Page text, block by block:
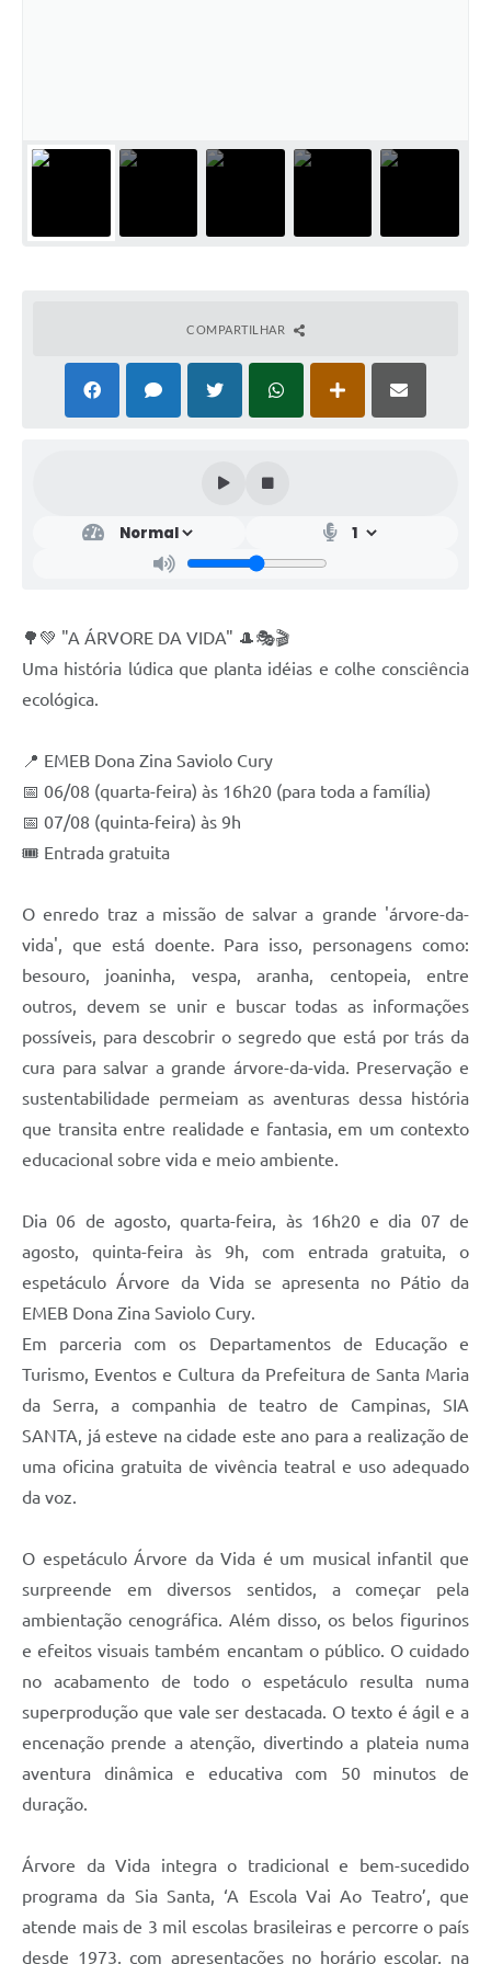
COMPARTILHAR
🌳💚 "A ÁRVORE DA VIDA" 🎩🎭🎬
Uma história lúdica que planta idéias e colhe consciência
ecológica.
📍 EMEB Dona Zina Saviolo Cury
📅 06/08 (quarta-feira) às 16h20 (para toda a família)
📅 07/08 (quinta-feira) às 9h
🎟 Entrada gratuita
O enredo traz a missão de salvar a grande 'árvore-da-
vida', que está doente. Para isso, personagens como:
besouro, joaninha, vespa, aranha, centopeia, entre
outros, devem se unir e buscar todas as informações
possíveis, para descobrir o segredo que está por trás da
cura para salvar a grande árvore-da-vida. Preservação e
sustentabilidade permeiam as aventuras dessa história
que transita entre realidade e fantasia, em um contexto
educacional sobre vida e meio ambiente.
Dia 06 de agosto, quarta-feira, às 16h20 e dia 07 de
agosto, quinta-feira às 9h, com entrada gratuita, o
espetáculo Árvore da Vida se apresenta no Pátio da
EMEB Dona Zina Saviolo Cury.
Em parceria com os Departamentos de Educação e
Turismo, Eventos e Cultura da Prefeitura de Santa Maria
da Serra, a companhia de teatro de Campinas, SIA
SANTA, já esteve na cidade este ano para a realização de
uma oficina gratuita de vivência teatral e uso adequado
da voz.
O espetáculo Árvore da Vida é um musical infantil que
surpreende em diversos sentidos, a começar pela
ambientação cenográfica. Além disso, os belos figurinos
e efeitos visuais também encantam o público. O cuidado
no acabamento de todo o espetáculo resulta numa
superprodução que vale ser destacada. O texto é ágil e a
encenação prende a atenção, divertindo a plateia numa
aventura dinâmica e educativa com 50 minutos de
duração.
Árvore da Vida integra o tradicional e bem-sucedido
programa da Sia Santa, ‘A Escola Vai Ao Teatro’, que
atende mais de 3 mil escolas brasileiras e percorre o país
desde 1973, com apresentações no horário escolar, na